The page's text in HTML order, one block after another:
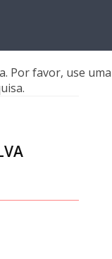
Por favor, use uma